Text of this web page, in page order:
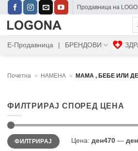
Skip
content
Прoдавница на
Е-Продавница | БРЕНДОВИ
Почетна » НАМЕНА » МАМА , БЕБЕ ИЛИ
ФИЛТРИРАЈ СПОРЕД ЦЕНА
Мин.
цена
Максимална
ценаФИЛТРИРАЈ Цена: ден470 —